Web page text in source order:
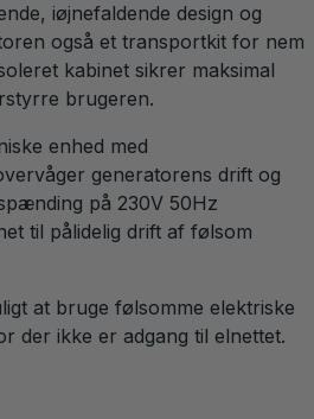
iøjnefaldende design og
også et transportkit for nem
kabinet sikrer maksimal
brugeren.
enhed med
generatorens drift og
på 230V 50Hz
til pålidelig drift af følsom
at bruge følsomme elektriske
der ikke er adgang til elnettet.